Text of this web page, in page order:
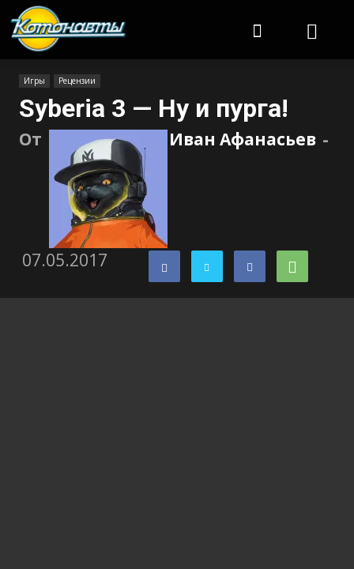
Игры Рецензии
Syberia 3 — Ну и пурга!
От Иван Афанасьев -
07.05.2017